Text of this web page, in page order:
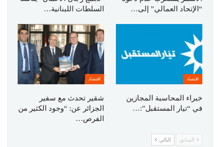
“الإتحاد العمالي” إلى…
السلطات اللبنانية…
اقتصاد
خبراء المحاسبة المجازين
في “تيار المستقبل”:…
اقتصاد
شقير تحدث مع سفير
الجزائر عن: “وجود الكثير من
الفرص…
السابق التالي